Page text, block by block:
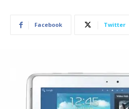
Facebook Twitter